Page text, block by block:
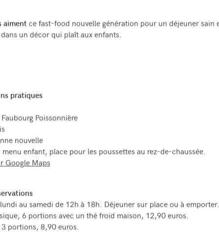
aiment ce fast-food nouvelle génération pour un déjeuner sain
un décor qui plaît aux enfants.
pratiques
Poissonnière
nouvelle
menu enfant, place pour les poussettes au rez-de-chaussée.
Google Maps
au samedi de 12h à 18h. Déjeuner sur place ou à emporter.
6 portions avec un thé froid maison, 12,90 euros.
portions, 8,90 euros.